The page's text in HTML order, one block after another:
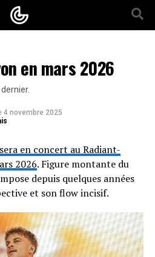
en mars 2026
4 novembre 2025
en concert au Radiant-
2026. Figure montante du
depuis quelques années
et son flow incisif.